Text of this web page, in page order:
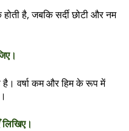
होती है, जबकि सर्दी छोटी और नम
है। वर्षा कम और हिम के रूप में